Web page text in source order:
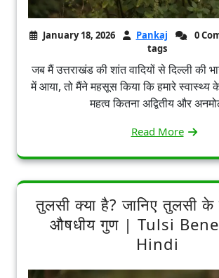
January 18, 2026 Pankaj 0
tags
जब मैं उत्तराखंड की शांत वादियों से दिल्ली की
में आया, तो मैंने महसूस किया कि हमारे स्वास्थ्य
महत्व कितना अद्वितीय और
Read More
तुलसी क्या है? जानिए तुलसी
औषधीय गुण | Tulsi
Hindi